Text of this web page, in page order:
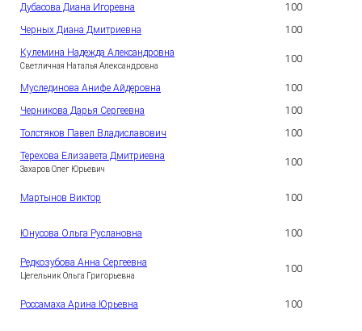
Дубасова Диана Игоревна 100
Черных Диана Дмитриевна 100
Кулемина Надежда Александровна
Светличная Наталья Александровна
100
Муслединова Анифе Айдеровна 100
Черникова Дарья Сергеевна 100
Толстяков Павел Владиславович 100
Терехова Елизавета Дмитриевна
Захаров Олег Юрьевич
100
Мартынов Виктор 100
Юнусова Ольга Руслановна 100
Редкозубова Анна Сергеевна
Цегельник Ольга Григорьевна
100
Россамаха Арина Юрьевна 100